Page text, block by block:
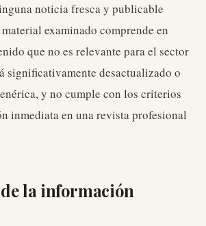
noticia fresca y publicable
examinado comprende en
que no es relevante para el sector
significativamente desactualizado o
y no cumple con los criterios
inmediata en una revista profesional
la información